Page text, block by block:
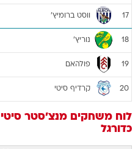
17 ווסט ברומיץ'
18 נוריץ'
19 פולהאם
20 קרדיף סיטי
לוח משחקים מנצ'סטר סיטי
כדורגל